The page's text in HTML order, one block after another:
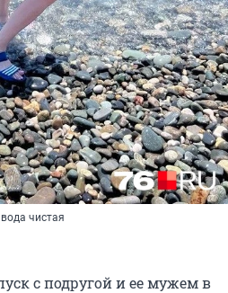
чистая
с подругой и ее мужем в